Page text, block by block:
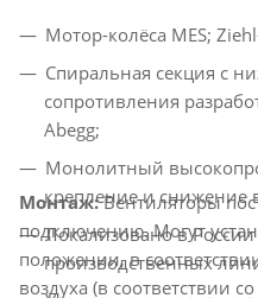
Мотор-колёса MES;
Спиральная секция с
сопротивления
Abegg;
Монолитный
крепление и снижение
Локализовано в
производственных
Монтаж:Вентиляторы
подключению. Могут
положении, в
воздуха (в соответствии